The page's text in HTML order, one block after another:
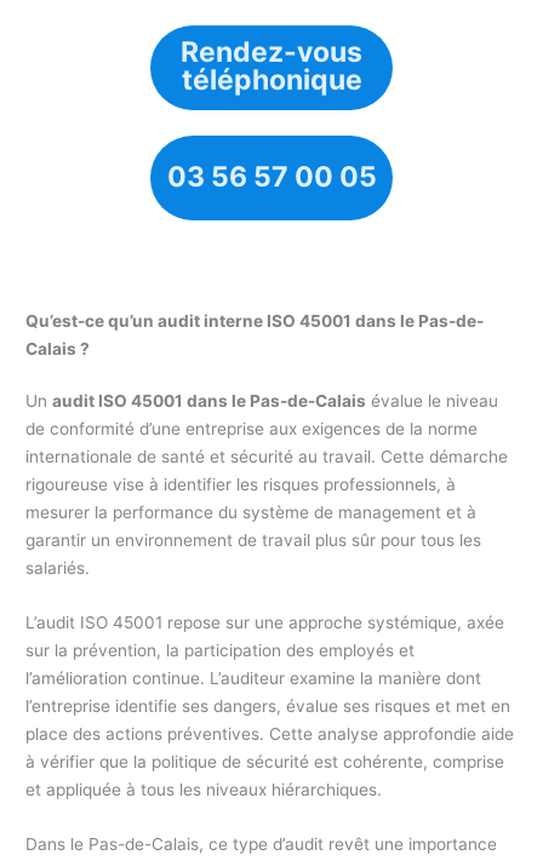
Rendez-vous
téléphonique
03 56 57 00 05
Qu’est-ce qu’un audit interne ISO 45001 dans le Pas-de-
Calais ?
Unaudit ISO 45001 dans le Pas-de-Calais évalue le niveau
de conformité d’une entreprise aux exigences de la norme
internationale de santé et sécurité au travail. Cette démarche
rigoureuse vise à identifier les risques professionnels, à
mesurer la performance du système de management et à
garantir un environnement de travail plus sûr pour tous les
salariés.
L’audit ISO 45001 repose sur une approche systémique, axée
sur la prévention, la participation des employés et
l’amélioration continue. L’auditeur examine la manière dont
l’entreprise identifie ses dangers, évalue ses risques et met en
place des actions préventives. Cette analyse approfondie aide
à vérifier que la politique de sécurité est cohérente, comprise
et appliquée à tous les niveaux hiérarchiques.
Dans le Pas-de-Calais, ce type d’audit revêt une importance